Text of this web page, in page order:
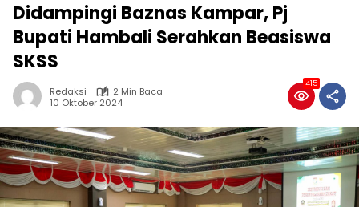
Didampingi Baznas Kampar, Pj
Bupati Hambali Serahkan Beasiswa
SKSS
Redaksi
2 Min Baca
10 Oktober 2024
415